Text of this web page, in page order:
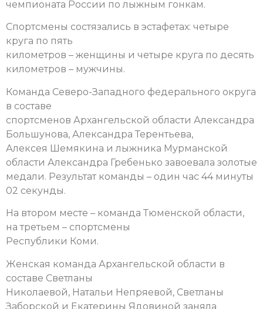
чемпионата России по лыжным гонкам.
Спортсмены состязались в эстафетах: четыре
круга по пять
километров – женщины и четыре круга по десять
километров – мужчины.
Команда Северо-Западного федерального округа
в составе
спортсменов Архангельской области Александра
Большунова, Александра Терентьева,
Алексея Шемякина и лыжника Мурманской
области Александра Гребенько завоевала золотые
медали. Результат команды – один час 44 минуты
02 секунды.
На втором месте – команда Тюменской области,
на третьем – спортсмены
Республики Коми.
Женская команда Архангельской области в
составе Светланы
Николаевой, Натальи Непряевой, Светланы
Заборской и Екатерины Ядовиной заняла